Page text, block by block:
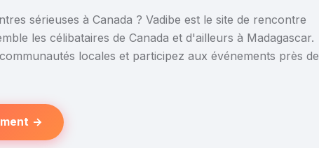
sérieuses à Canada ? Vadibe est le site de rencontre
les célibataires de Canada et d'ailleurs à Madagascar.
locales et participez aux événements près de
→